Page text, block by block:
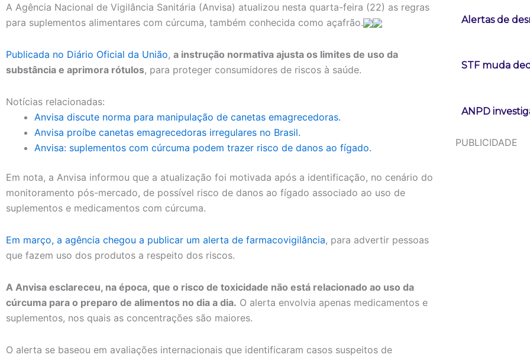
A Agência Nacional de Vigilância Sanitária (Anvisa) atualizou nesta quarta-feira (22) as regras
para suplementos alimentares com cúrcuma, também conhecida como açafrão.
Publicada no Diário Oficial da União, a instrução normativa ajusta os limites de uso da
substância e aprimora rótulos, para proteger consumidores de riscos à saúde.
Notícias relacionadas:
Anvisa discute norma para manipulação de canetas emagrecedoras.
Anvisa proíbe canetas emagrecedoras irregulares no Brasil.
Anvisa: suplementos com cúrcuma podem trazer risco de danos ao fígado.
Em nota, a Anvisa informou que a atualização foi motivada após a identificação, no cenário do
monitoramento pós-mercado, de possível risco de danos ao fígado associado ao uso de
suplementos e medicamentos com cúrcuma.
Em março, a agência chegou a publicar um alerta de farmacovigilância, para advertir pessoas
que fazem uso dos produtos a respeito dos riscos.
A Anvisa esclareceu, na época, que o risco de toxicidade não está relacionado ao uso da
cúrcuma para o preparo de alimentos no dia a dia. O alerta envolvia apenas medicamentos e
suplementos, nos quais as concentrações são maiores.
O alerta se baseou em avaliações internacionais que identificaram casos suspeitos de
Alertas de
STF muda
ANPD
PUBLICIDADE